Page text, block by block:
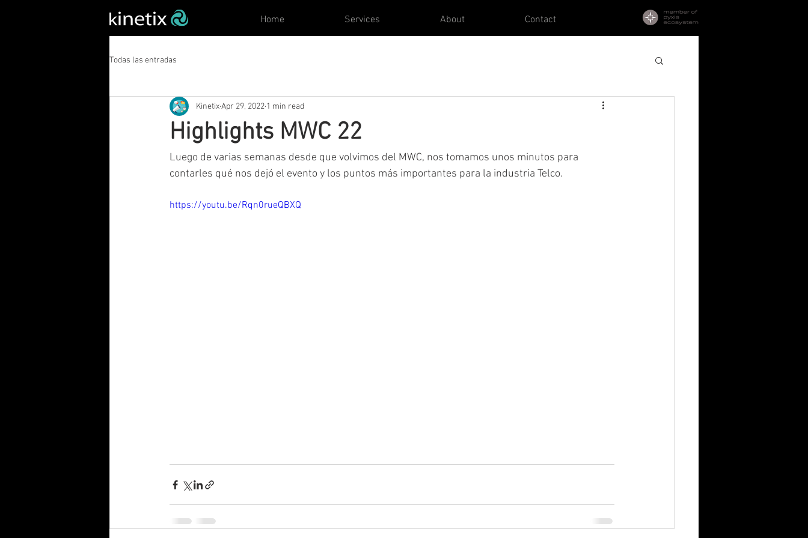
Home Services About Contact
Todas las entradas
Highlights MWC 22
KinetixApr 29, 2022 1 min read
Luego de varias semanas desde que volvimos del MWC, nos tomamos unos minutos para
contarles qué nos dejó el evento y los puntos más importantes para la industria Telco.
https://youtu.be/Rqn0rueQBXQ